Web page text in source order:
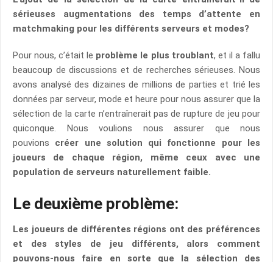
sérieuses augmentations des temps d’attente en
matchmaking pour les différents serveurs et modes?
Pour nous, c’était le problème le plus troublant, et il a fallu
beaucoup de discussions et de recherches sérieuses. Nous
avons analysé des dizaines de millions de parties et trié les
données par serveur, mode et heure pour nous assurer que la
sélection de la carte n’entraînerait pas de rupture de jeu pour
quiconque. Nous voulions nous assurer que nous
pouvions créer une solution qui fonctionne pour les
joueurs de chaque région, même ceux avec une
population de serveurs naturellement faible.
Le deuxième problème:
Les joueurs de différentes régions ont des préférences
et des styles de jeu différents, alors comment
pouvons-nous faire en sorte que la sélection des